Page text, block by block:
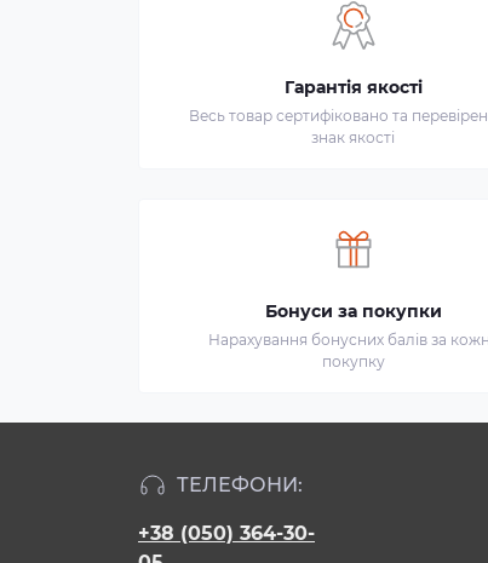
Гарантія якості
Весь товар сертифіковано та
знак якості
Бонуси за покупки
Нарахування бонусних балів за
покупку
ТЕЛЕФОНИ:
+38 (050) 364-30-